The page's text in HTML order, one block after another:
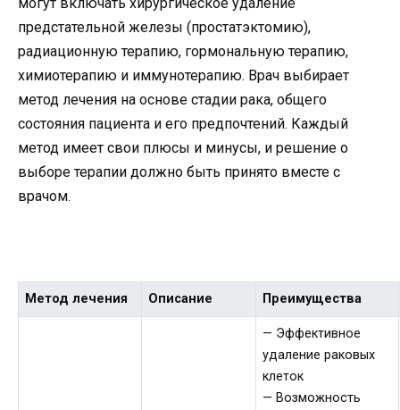
могут включать хирургическое удаление
предстательной железы (простатэктомию),
радиационную терапию, гормональную терапию,
химиотерапию и иммунотерапию. Врач выбирает
метод лечения на основе стадии рака, общего
состояния пациента и его предпочтений. Каждый
метод имеет свои плюсы и минусы, и решение о
выборе терапии должно быть принято вместе с
врачом.
Метод лечения Описание Преимущества
— Эффективное
удаление раковых
клеток
— Возможность